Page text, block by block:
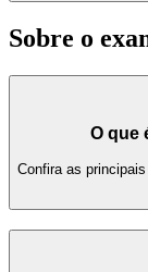
Sobre o
O que
Confira as